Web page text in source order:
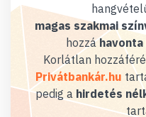
magas szakmai
hozzá
Korlátlan
Privátbankár.hu
pedig a hirdetés